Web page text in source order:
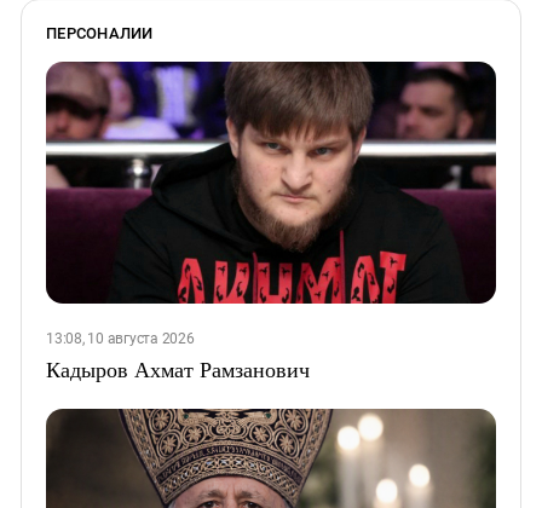
ПЕРСОНАЛИИ
13:08, 10 августа 2026
Кадыров Ахмат Рамзанович